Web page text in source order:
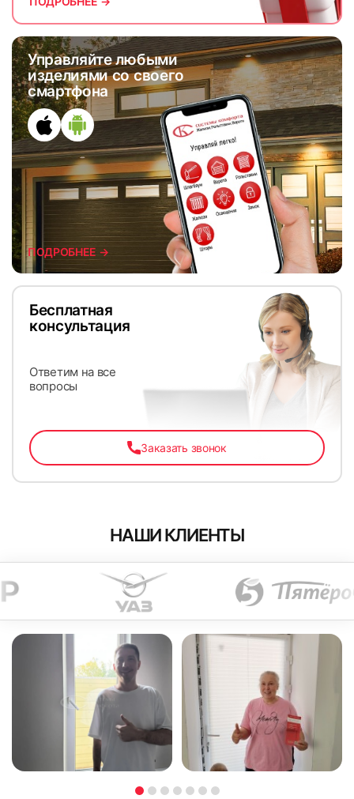
Управляйте любыми
изделиями со своего
смартфона
ПОДРОБНЕЕ →
Бесплатная
консультация
Ответим на все
вопросы
Заказать звонок
НАШИ КЛИЕНТЫ